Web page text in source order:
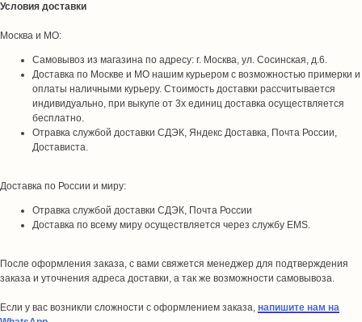
Условия доставки
Москва и МО:
Самовывоз из магазина по адресу: г. Москва, ул. Сосинская, д.6.
Доставка по Москве и МО нашим курьером с возможностью примерки и
оплаты наличными курьеру. Стоимость доставки рассчитывается
индивидуально, при выкупе от 3х единиц доставка осуществляется
бесплатно.
Отравка службой доставки СДЭК, Яндекс Доставка, Почта России,
Достависта.
Доставка по России и миру:
Отравка службой доставки СДЭК, Почта России
Доставка по всему миру осуществляется через службу EMS.
После оформления заказа, с вами свяжется менеджер для подтверждения
заказа и уточнения адреса доставки, а так же возможности самовывоза.
Если у вас возникли сложности с оформлением заказа, напишите нам на